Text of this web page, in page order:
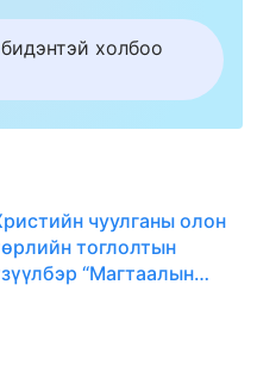
холбоо
чуулганы олон
тоглолтын
“Магтаалын